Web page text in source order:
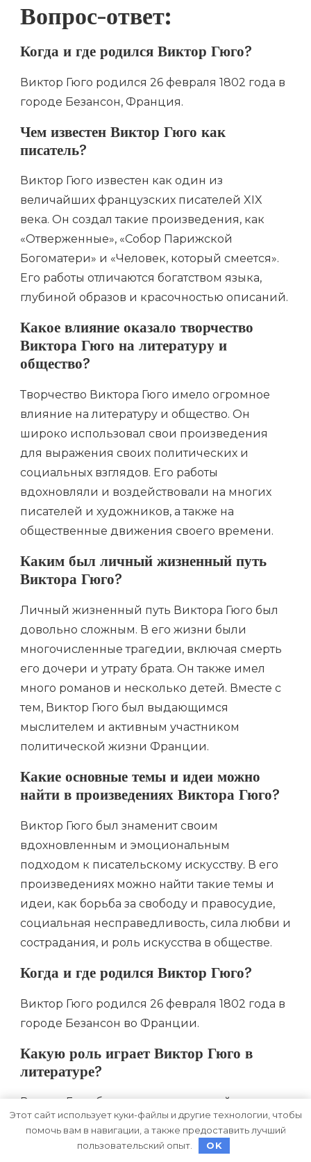
Вопрос-ответ:
Когда и где родился Виктор Гюго?
Виктор Гюго родился 26 февраля 1802 года в
городе Безансон, Франция.
Чем известен Виктор Гюго как
писатель?
Виктор Гюго известен как один из
величайших французских писателей XIX
века. Он создал такие произведения, как
«Отверженные», «Собор Парижской
Богоматери» и «Человек, который смеется».
Его работы отличаются богатством языка,
глубиной образов и красочностью описаний.
Какое влияние оказало творчество
Виктора Гюго на литературу и
общество?
Творчество Виктора Гюго имело огромное
влияние на литературу и общество. Он
широко использовал свои произведения
для выражения своих политических и
социальных взглядов. Его работы
вдохновляли и воздействовали на многих
писателей и художников, а также на
общественные движения своего времени.
Каким был личный жизненный путь
Виктора Гюго?
Личный жизненный путь Виктора Гюго был
довольно сложным. В его жизни были
многочисленные трагедии, включая смерть
его дочери и утрату брата. Он также имел
много романов и несколько детей. Вместе с
тем, Виктор Гюго был выдающимся
мыслителем и активным участником
политической жизни Франции.
Какие основные темы и идеи можно
найти в произведениях Виктора Гюго?
Виктор Гюго был знаменит своим
вдохновленным и эмоциональным
подходом к писательскому искусству. В его
произведениях можно найти такие темы и
идеи, как борьба за свободу и правосудие,
социальная несправедливость, сила любви и
сострадания, и роль искусства в обществе.
Когда и где родился Виктор Гюго?
Виктор Гюго родился 26 февраля 1802 года в
городе Безансон во Франции.
Какую роль играет Виктор Гюго в
литературе?
Виктор Гюго был одним из величайших
французских поэтов, писателей и
драматургов XIX века. Его работы имеют
Этот сайт использует куки-файлы и другие технологии, чтобы
помочь вам в навигации, а также предоставить лучший
пользовательский опыт.
OK